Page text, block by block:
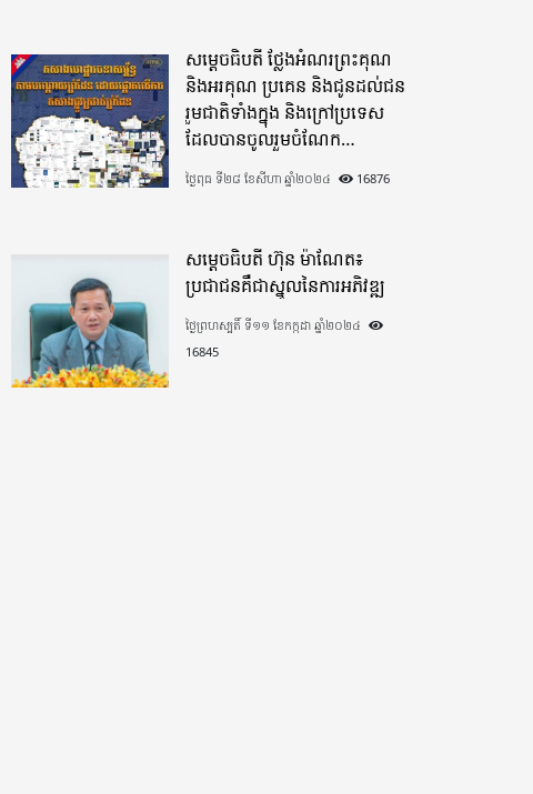
សម្តេចធិបតី ថ្លែងអំណរព្រះគុណ
និងអរគុណ ប្រគេន និងជូនដល់ជន
រួមជាតិទាំងក្នុង​ និងក្រៅប្រទេស​
ដែលបានចូលរួមចំណែក
យ៉ាងផុលផុសបរិច្ចាគថវិកាក្នុង
«មូលនិធិកសាងហេដ្ឋារចនាសម្ព័ន្ធ
កសាងផ្លូវក្រវាត់ព្រំដែន
ថ្ងៃពុធ ទី២៨ ខែសីហា ឆ្នាំ២០២៤ 16876
សម្តេចធិបតី ហ៊ុន ម៉ាណែត៖
ប្រជាជនគឺជាស្នូលនៃការអភិវឌ្ឍ
ថ្ងៃព្រហស្បតិ៍ ទី១១ ខែកក្កដា ឆ្នាំ២០២៤
16845